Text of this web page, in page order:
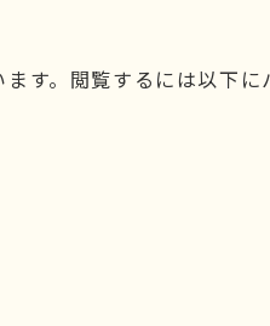
す。閲覧するには以下に